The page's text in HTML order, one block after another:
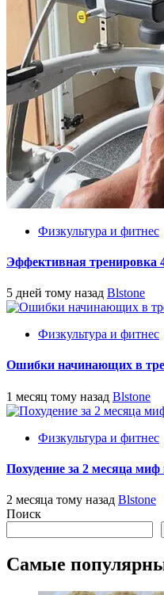
Физкультура и фитнес
Эффективная тренировка
5 дней тому назад Blstone
Физкультура и фитнес
Ошибки начинающих в
1 месяц тому назад Blstone
Физкультура и фитнес
Похудение за 2 месяца миф
2 месяца тому назад Blstone
Поиск
Самые